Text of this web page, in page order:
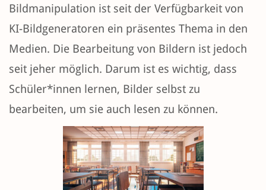
Bildmanipulation ist seit der Verfügbarkeit von
KI-Bildgeneratoren ein präsentes Thema in den
Medien. Die Bearbeitung von Bildern ist jedoch
seit jeher möglich. Darum ist es wichtig, dass
Schüler*innen lernen, Bilder selbst zu
bearbeiten, um sie auch lesen zu können.